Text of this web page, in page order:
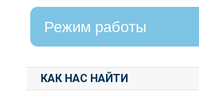
Режим работы
КАК НАС НАЙТИ